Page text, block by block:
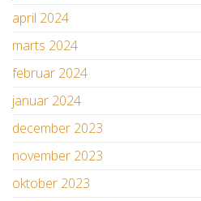
april 2024
marts 2024
februar 2024
januar 2024
december 2023
november 2023
oktober 2023